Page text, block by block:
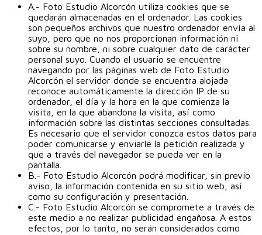
A.- Foto Estudio Alcorcón utiliza cookies que se
quedarán almacenadas en el ordenador. Las cookies
son pequeños archivos que nuestro ordenador envía al
suyo, pero que no nos proporcionan información ni
sobre su nombre, ni sobre cualquier dato de carácter
personal suyo. Cuando el usuario se encuentre
navegando por las páginas web de Foto Estudio
Alcorcón el servidor donde se encuentra alojada
reconoce automáticamente la dirección IP de su
ordenador, el día y la hora en la que comienza la
visita, en la que abandona la visita, así como
información sobre las distintas secciones consultadas.
Es necesario que el servidor conozca estos datos para
poder comunicarse y enviarle la petición realizada y
que a través del navegador se pueda ver en la
pantalla.
B.- Foto Estudio Alcorcón podrá modificar, sin previo
aviso, la información contenida en su sitio web, así
como su configuración y presentación.
C.- Foto Estudio Alcorcón se compromete a través de
este medio a no realizar publicidad engañosa. A estos
efectos, por lo tanto, no serán considerados como